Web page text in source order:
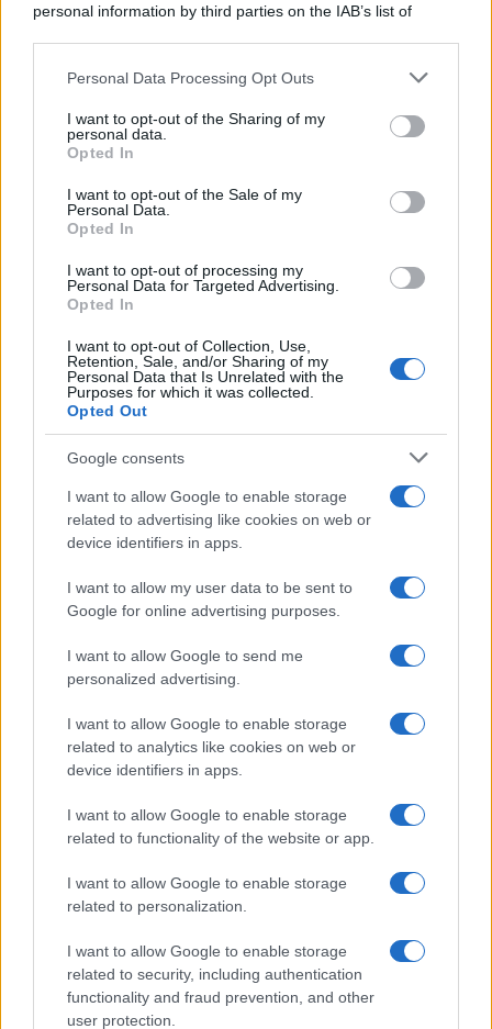
personal information by third parties on the IAB’s list of
This information may also be disclosed by us to third parties
disclose it to other third parties.
Please note that this website/app uses one or more Google
services and may gather and store information including but
not limited to your visit or usage behaviour. You may click to
grant or deny consent to Google and its third-party tags to
consent section.
Personal Data Processing Opt Outs
I want to opt-out of the Sharing of my
personal data.
Opted In
I want to opt-out of the Sale of my
Personal Data.
Opted In
I want to opt-out of processing my
Personal Data for Targeted Advertising.
Opted In
I want to opt-out of Collection, Use,
Retention, Sale, and/or Sharing of my
Personal Data that Is Unrelated with the
Purposes for which it was collected.
Opted Out
Google consents
I want to allow Google to enable storage
related to advertising like cookies on web or
device identifiers in apps.
I want to allow my user data to be sent to
Google for online advertising purposes.
I want to allow Google to send me
personalized advertising.
I want to allow Google to enable storage
related to analytics like cookies on web or
device identifiers in apps.
I want to allow Google to enable storage
related to functionality of the website or app.
I want to allow Google to enable storage
related to personalization.
I want to allow Google to enable storage
related to security, including authentication
functionality and fraud prevention, and other
user protection.